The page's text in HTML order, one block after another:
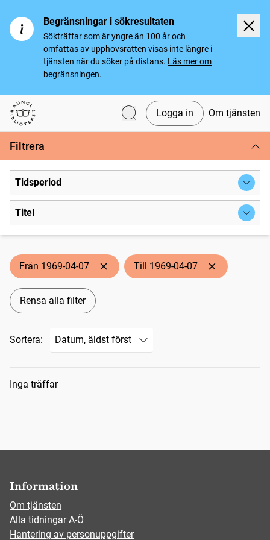
Begränsningar i sökresultaten
Sökträffar som är yngre än 100 år och
omfattas av upphovsrätten visas inte längre i
tjänsten när du söker på distans. Läs mer om
begränsningen.
Svenska tidningar
Logga in Om tjänsten
Filtrera
Tidsperiod
Titel
Från 1969-04-07 Till 1969-04-07
Rensa alla filter
Sortera:
Sökresultat
Inga träffar
Information
Om tjänsten
Alla tidningar A-Ö
Hantering av personuppgifter